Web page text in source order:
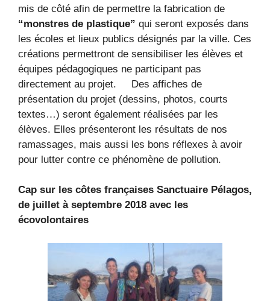
mis de côté afin de permettre la fabrication de
“monstres de plastique” qui seront exposés dans
les écoles et lieux publics désignés par la ville. Ces
créations permettront de sensibiliser les élèves et
équipes pédagogiques ne participant pas
directement au projet. Des affiches de
présentation du projet (dessins, photos, courts
textes…) seront également réalisées par les
élèves. Elles présenteront les résultats de nos
ramassages, mais aussi les bons réflexes à avoir
pour lutter contre ce phénomène de pollution.
Cap sur les côtes françaises Sanctuaire Pélagos,
de juillet à septembre 2018 avec les
écovolontaires